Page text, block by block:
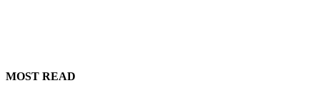
MOST READ